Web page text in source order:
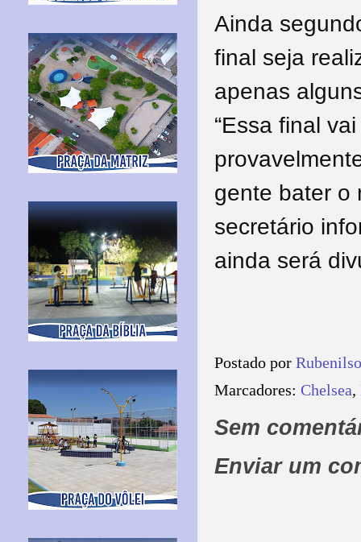
Ainda
final seja
apenas
“Essa final
gente bater o
secretário
ainda será
Postado por
Marcadores: Chelsea,
Sem
Enviar um